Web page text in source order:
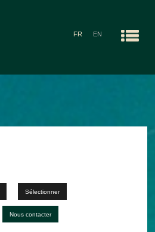
FR EN
Sélectionner
Nous contacter